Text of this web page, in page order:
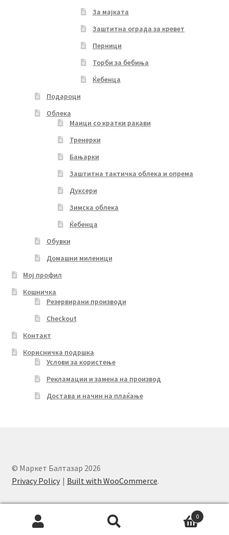
За мајката
Заштитна ограда за кревет
Перници
Торби за бебиња
Ќебенца
Подароци
Облека
Маици со кратки ракави
Тренерки
Бањарки
Заштитна тактичка облека и опрема
Дуксери
Зимска облека
Ќебенца
Обувки
Домашни миленици
Мој профил
Кошничка
Резервирани производи
Checkout
Контакт
Корисничка подршка
Услови за користење
Рекламации и замена на производ
Достава и начин на плаќање
© Маркет Балтазар 2026
Privacy Policy
Built with WooCommerce.
0